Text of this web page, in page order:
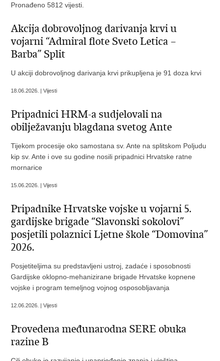
Pronađeno 5812 vijesti.
Akcija dobrovoljnog darivanja krvi u
vojarni “Admiral flote Sveto Letica –
Barba” Split
U akciji dobrovoljnog darivanja krvi prikupljena je 91 doza krvi
18.06.2026. | Vijesti
Pripadnici HRM-a sudjelovali na
obilježavanju blagdana svetog Ante
Tijekom procesije oko samostana sv. Ante na splitskom Poljudu
kip sv. Ante i ove su godine nosili pripadnici Hrvatske ratne
mornarice
15.06.2026. | Vijesti
Pripadnike Hrvatske vojske u vojarni 5.
gardijske brigade “Slavonski sokolovi”
posjetili polaznici Ljetne škole “Domovina”
2026.
Posjetiteljima su predstavljeni ustroj, zadaće i sposobnosti
Gardijske oklopno-mehanizirane brigade Hrvatske kopnene
vojske i program temeljnog vojnog osposobljavanja
12.06.2026. | Vijesti
Provedena međunarodna SERE obuka
razine B